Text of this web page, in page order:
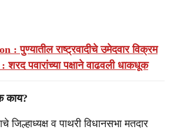
पुण्यातील राष्ट्रवादीचे उमेदवार विक्रम
पवारांच्या पक्षाने वाढवली धाकधूक
काय?
जिल्हाध्यक्ष व पाथरी विधानसभा मतदार